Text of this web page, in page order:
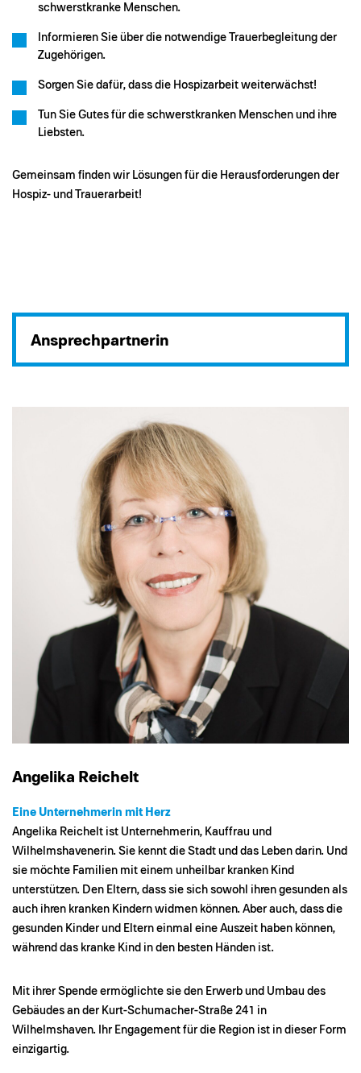
schwerstkranke Menschen.
Informieren Sie über die notwendige Trauerbegleitung der
Zugehörigen.
Sorgen Sie dafür, dass die Hospizarbeit weiterwächst!
Tun Sie Gutes für die schwerstkranken Menschen und ihre
Liebsten.
Gemeinsam finden wir Lösungen für die Herausforderungen der
Hospiz- und Trauerarbeit!
Ansprechpartnerin
Angelika Reichelt
Eine Unternehmerin mit Herz
Angelika Reichelt ist Unternehmerin, Kauffrau und
Wilhelmshavenerin. Sie kennt die Stadt und das Leben darin. Und
sie möchte Familien mit einem unheilbar kranken Kind
unterstützen. Den Eltern, dass sie sich sowohl ihren gesunden als
auch ihren kranken Kindern widmen können. Aber auch, dass die
gesunden Kinder und Eltern einmal eine Auszeit haben können,
während das kranke Kind in den besten Händen ist.
Mit ihrer Spende ermöglichte sie den Erwerb und Umbau des
Gebäudes an der Kurt-Schumacher-Straße 241 in
Wilhelmshaven. Ihr Engagement für die Region ist in dieser Form
einzigartig.